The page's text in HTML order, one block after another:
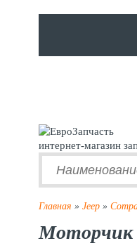
интернет-магазин
Главная » Jeep »
Моторчик